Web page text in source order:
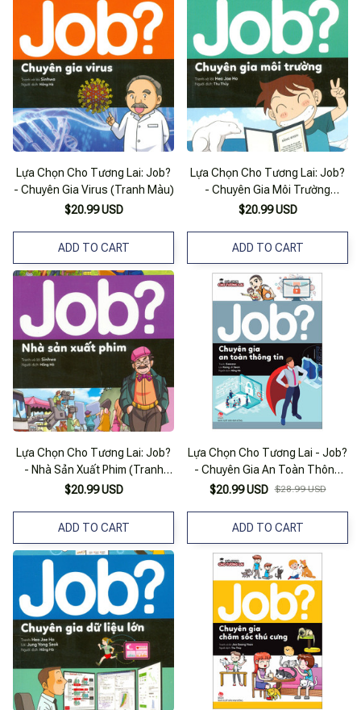
Lựa Chọn Cho Tương Lai: Job?
- Chuyên Gia Virus (Tranh Màu)
$20.99 USD
ADD TO CART
Lựa Chọn Cho Tương Lai: Job?
- Chuyên Gia Môi Trường
(Tranh Màu)
$20.99 USD
ADD TO CART
Lựa Chọn Cho Tương Lai: Job?
- Nhà Sản Xuất Phim (Tranh
Màu)
$20.99 USD
ADD TO CART
Lựa Chọn Cho Tương Lai - Job?
- Chuyên Gia An Toàn Thông
Tin
$20.99 USD $28.99 USD
ADD TO CART